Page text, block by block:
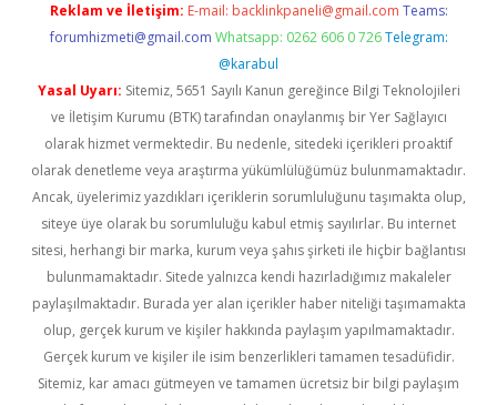
Reklam ve İletişim: E-mail: backlinkpaneli@gmail.com Teams:
forumhizmeti@gmail.com Whatsapp: 0262 606 0 726 Telegram:
@karabul
Yasal Uyarı: Sitemiz, 5651 Sayılı Kanun gereğince Bilgi Teknolojileri
ve İletişim Kurumu (BTK) tarafından onaylanmış bir Yer Sağlayıcı
olarak hizmet vermektedir. Bu nedenle, sitedeki içerikleri proaktif
olarak denetleme veya araştırma yükümlülüğümüz bulunmamaktadır.
Ancak, üyelerimiz yazdıkları içeriklerin sorumluluğunu taşımakta olup,
siteye üye olarak bu sorumluluğu kabul etmiş sayılırlar. Bu internet
sitesi, herhangi bir marka, kurum veya şahıs şirketi ile hiçbir bağlantısı
bulunmamaktadır. Sitede yalnızca kendi hazırladığımız makaleler
paylaşılmaktadır. Burada yer alan içerikler haber niteliği taşımamakta
olup, gerçek kurum ve kişiler hakkında paylaşım yapılmamaktadır.
Gerçek kurum ve kişiler ile isim benzerlikleri tamamen tesadüfidir.
Sitemiz, kar amacı gütmeyen ve tamamen ücretsiz bir bilgi paylaşım